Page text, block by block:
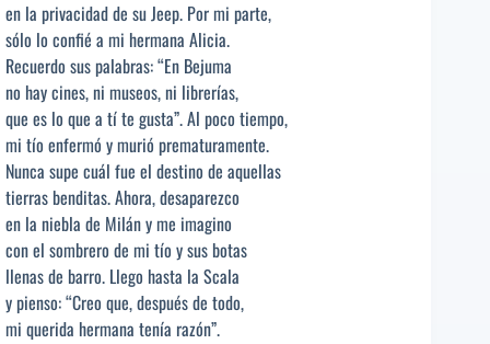
en la privacidad de su Jeep. Por mi parte,
sólo lo confié a mi hermana Alicia.
Recuerdo sus palabras: “En Bejuma
no hay cines, ni museos, ni librerías,
que es lo que a tí te gusta”. Al poco tiempo,
mi tío enfermó y murió prematuramente.
Nunca supe cuál fue el destino de aquellas
tierras benditas. Ahora, desaparezco
en la niebla de Milán y me imagino
con el sombrero de mi tío y sus botas
llenas de barro. Llego hasta la Scala
y pienso: “Creo que, después de todo,
mi querida hermana tenía razón”.